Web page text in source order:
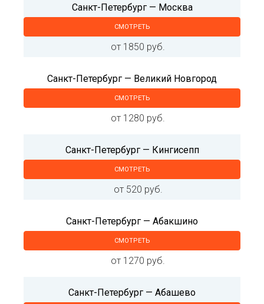
Санкт-Петербург — Москва
СМОТРЕТЬ
от 1850 руб.
Санкт-Петербург — Великий Новгород
СМОТРЕТЬ
от 1280 руб.
Санкт-Петербург — Кингисепп
СМОТРЕТЬ
от 520 руб.
Санкт-Петербург — Абакшино
СМОТРЕТЬ
от 1270 руб.
Санкт-Петербург — Абашево